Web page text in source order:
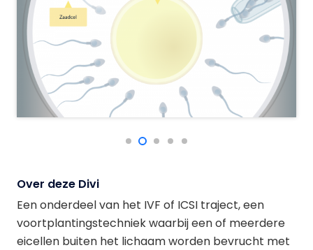
Over deze Divi
Een onderdeel van het IVF of ICSI traject, een
voortplantingstechniek waarbij een of meerdere
eicellen buiten het lichaam worden bevrucht met